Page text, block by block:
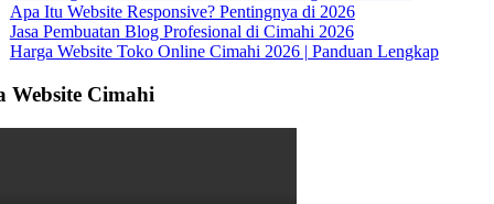
Apa Itu Website Responsive? Pentingnya di 2026
Jasa Pembuatan Blog Profesional di Cimahi 2026
Harga Website Toko Online Cimahi 2026 | Panduan Lengkap
Website Cimahi